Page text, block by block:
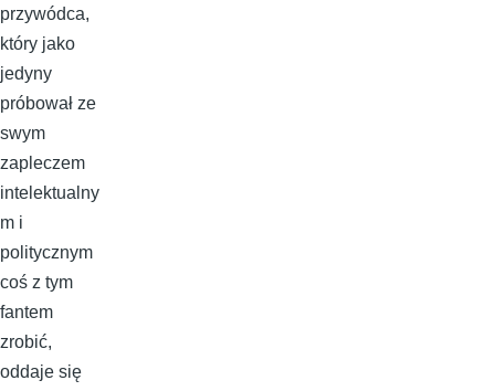
przywódca,
który jako
jedyny
próbował ze
swym
zapleczem
intelektualny
m i
politycznym
coś z tym
fantem
zrobić,
oddaje się